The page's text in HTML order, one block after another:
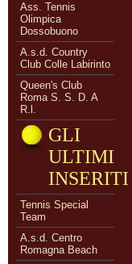
Ass. Tennis
Olimpica
Dossobuono
A.s.d. Country
Club Colle Labirinto
Queen's Club
Roma S. S. D. A
R.l.
GLI
ULTIMI
INSERITI
Tennis Special
Team
A.s.d. Centro
Romagna Beach